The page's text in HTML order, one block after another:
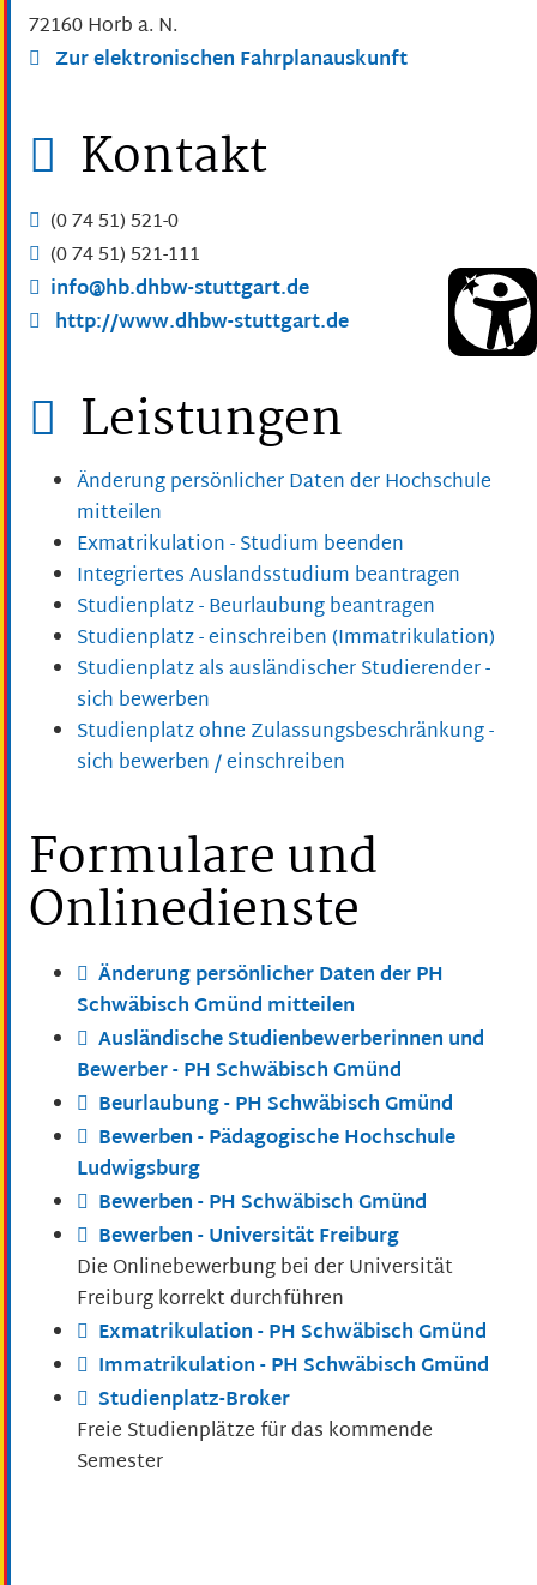
72160Horb a. N.
Zur elektronischen Fahrplanauskunft
Kontakt
(07451) 521-0
(07451) 521-111
info@hb.dhbw-stuttgart.de
http://www.dhbw-stuttgart.de
Leistungen
Änderung persönlicher Daten der Hochschule
mitteilen
Exmatrikulation - Studium beenden
Integriertes Auslandsstudium beantragen
Studienplatz - Beurlaubung beantragen
Studienplatz - einschreiben (Immatrikulation)
Studienplatz als ausländischer Studierender -
sich bewerben
Studienplatz ohne Zulassungsbeschränkung -
sich bewerben / einschreiben
Formulare und
Onlinedienste
Änderung persönlicher Daten der PH
Schwäbisch Gmünd mitteilen
Ausländische Studienbewerberinnen und
Bewerber - PH Schwäbisch Gmünd
Beurlaubung - PH Schwäbisch Gmünd
Bewerben - Pädagogische Hochschule
Ludwigsburg
Bewerben - PH Schwäbisch Gmünd
Bewerben - Universität Freiburg
Die Onlinebewerbung bei der Universität
Freiburg korrekt durchführen
Exmatrikulation - PH Schwäbisch Gmünd
Immatrikulation - PH Schwäbisch Gmünd
Studienplatz-Broker
Freie Studienplätze für das kommende
Semester